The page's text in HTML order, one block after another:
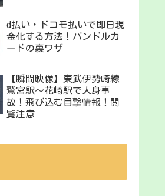
d払い・ドコモ払いで即日現
金化する方法！バンドルカ
ードの裏ワザ
【瞬間映像】東武伊勢崎線
鷲宮駅〜花崎駅で人身事
故！飛び込む目撃情報！閲
覧注意